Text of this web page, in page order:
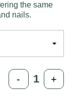
the same
nails.
- +